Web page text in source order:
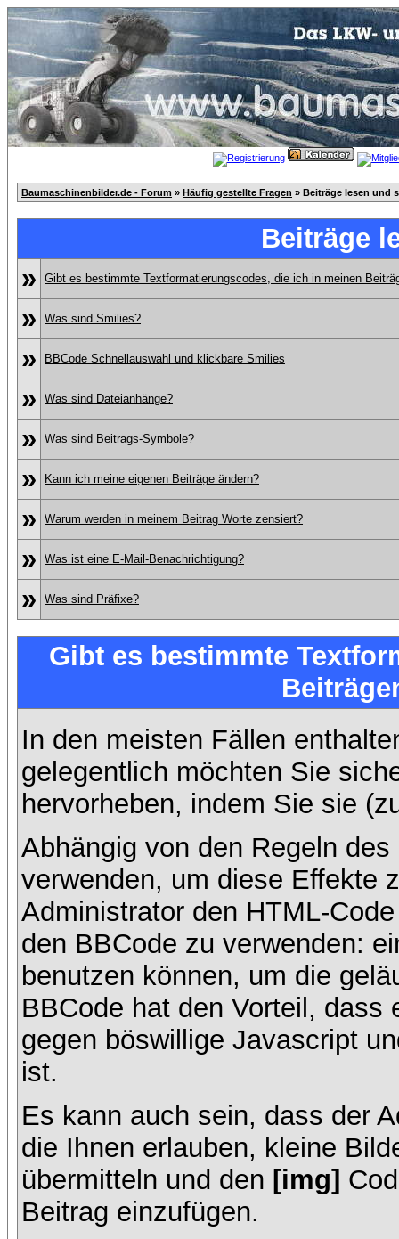
Baumaschinenbilder.de - Forum » Häufig gestellte Fragen » Beiträge lesen und
Beiträge
»
Gibt es bestimmte Textformatierungscodes, die ich in meinen
» Was sind Smilies?
» BBCode Schnellauswahl und klickbare Smilies
» Was sind Dateianhänge?
» Was sind Beitrags-Symbole?
» Kann ich meine eigenen Beiträge ändern?
» Warum werden in meinem Beitrag Worte zensiert?
» Was ist eine E-Mail-Benachrichtigung?
» Was sind Präfixe?
Gibt es bestimmte
In den meisten Fällen
gelegentlich möchten Sie
hervorheben, indem Sie sie
Abhängig von den Regeln
verwenden, um diese Effekte
Administrator den HTML-
den BBCode zu verwenden:
benutzen können, um die
BBCode hat den Vorteil, dass
gegen böswillige Javascript
ist.
Es kann auch sein, dass der
die Ihnen erlauben, kleine
übermitteln und den [img]
Beitrag einzufügen.